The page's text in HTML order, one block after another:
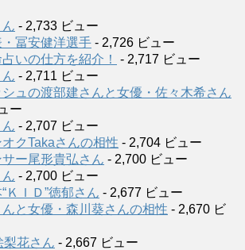
- 2,733 ビュー
冨安健洋選手 - 2,726 ビュー
いの仕方を紹介！
- 2,717 ビュー
- 2,711 ビュー
ュの渡部建さんと女優・佐々木希さん
ー
- 2,707 ビュー
クTakaさんの相性 - 2,704 ビュー
ー尾形貴弘さん - 2,700 ビュー
- 2,700 ビュー
ＫＩＤ”徳郁さん - 2,677 ビュー
と女優・森川葵さんの相性 - 2,670 ビ
梨花さん - 2,667 ビュー